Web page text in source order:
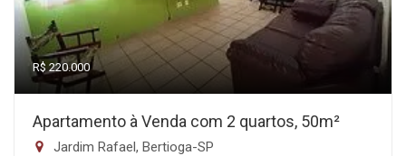
R$ 220.000
Apartamento à Venda com 2 quartos, 50m²
Jardim Rafael, Bertioga-SP